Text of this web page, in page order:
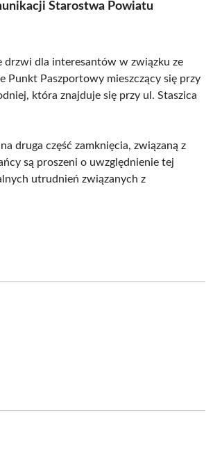
Starostwa Powiatu
drzwi dla interesantów w związku ze
Punkt Paszportowy mieszczący się przy
która znajduje się przy ul. Staszica
druga część zamknięcia, związaną z
są proszeni o uwzględnienie tej
utrudnień związanych z